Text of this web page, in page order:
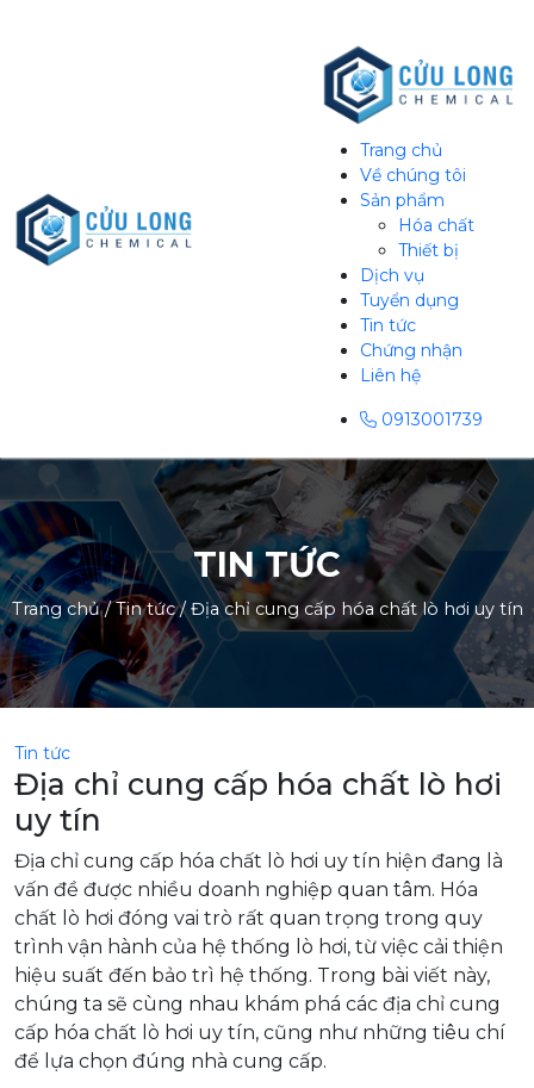
Trang chủ
Về chúng tôi
Sản phẩm
Hóa chất
Thiết bị
Dịch vụ
Tuyển dụng
Tin tức
Chứng nhận
Liên hệ
0913001739
TIN TỨC
Trang chủ/Tin tức/Địa chỉ cung cấp hóa chất lò hơi uy tín
Tin tức
Địa chỉ cung cấp hóa chất lò hơi
uy tín
Địa chỉ cung cấp hóa chất lò hơi uy tín hiện đang là
vấn đề được nhiều doanh nghiệp quan tâm. Hóa
chất lò hơi đóng vai trò rất quan trọng trong quy
trình vận hành của hệ thống lò hơi, từ việc cải thiện
hiệu suất đến bảo trì hệ thống. Trong bài viết này,
chúng ta sẽ cùng nhau khám phá các địa chỉ cung
cấp hóa chất lò hơi uy tín, cũng như những tiêu chí
để lựa chọn đúng nhà cung cấp.